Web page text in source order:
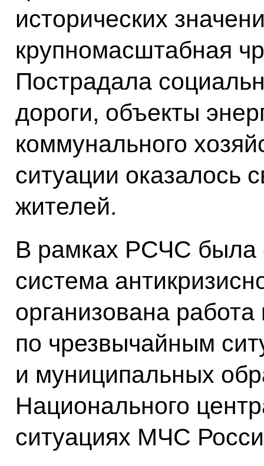
исторических
крупномасштабная
Пострадала
дороги, объекты
коммунального
ситуации оказалось
жителей.
В рамках РСЧС была
система
организована работа
по чрезвычайным
и муниципальных
Национального
ситуациях МЧС